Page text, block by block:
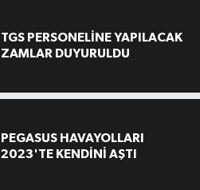
TGS PERSONELİNE YAPILACAK
ZAMLAR DUYURULDU
PEGASUS HAVAYOLLARI
2023'TE KENDİNİ AŞTI